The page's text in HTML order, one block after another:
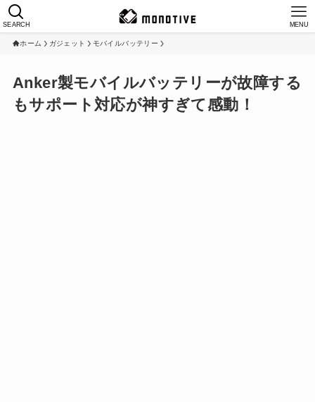
SEARCH MENU
ホーム ガジェット モバイルバッテリー
Anker製モバイルバッテリーが故障する
もサポート対応が神すぎて感動！